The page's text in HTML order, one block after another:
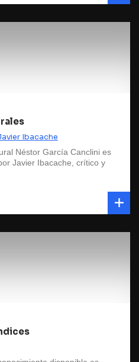
Ibacache
Néstor García Canclini es
Javier Ibacache, crítico y